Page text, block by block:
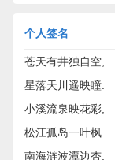
个人签名
苍天有井独自空,
星落天川遥映瞳.
小溪流泉映花彩,
松江孤岛一叶枫.
南海涟波潭边杏,